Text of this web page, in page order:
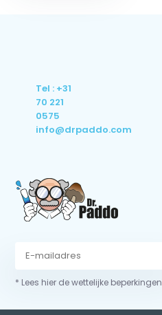
Tel : +31
70 221
0575
info@drpaddo.com
* Lees hier de wettelijke beperkingen